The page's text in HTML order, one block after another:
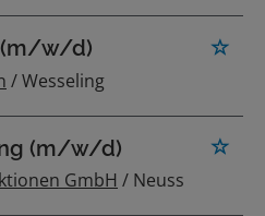
(m/w/d)
/ Wesseling
(m/w/d)
GmbH / Neuss